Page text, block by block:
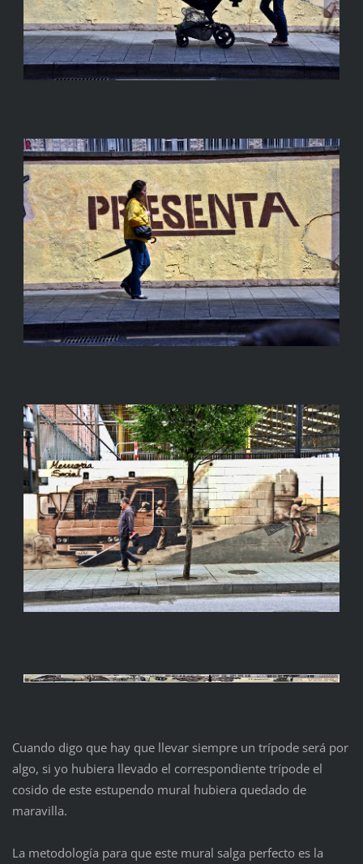
Cuando digo que hay que llevar siempre un trípode será por
algo, si yo hubiera llevado el correspondiente trípode el
cosido de este estupendo mural hubiera quedado de
maravilla.
La metodología para que este mural salga perfecto es la